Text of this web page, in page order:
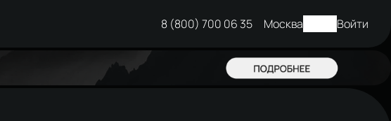
8 (800) 700 06 35 Москва Войти